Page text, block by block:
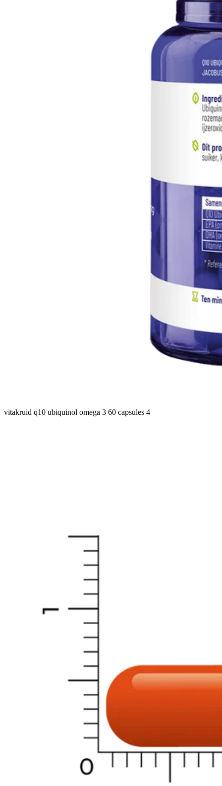
vitakruid q10 ubiquinol omega 3 60 capsules 4